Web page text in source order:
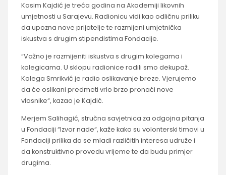
Kasim Kajdić je treća godina na Akademiji likovnih
umjetnosti u Sarajevu. Radionicu vidi kao odličnu priliku
da upozna nove prijatelje te razmijeni umjetnička
iskustva s drugim stipendistima Fondacije.
“Važno je razmijeniti iskustva s drugim kolegama i
kolegicama. U sklopu radionice radili smo dekupaž.
Kolega Smrikvić je radio oslikavanje breze. Vjerujemo
da će oslikani predmeti vrlo brzo pronaći nove
vlasnike“, kazao je Kajdić.
Merjem Salihagić, stručna savjetnica za odgojna pitanja
u Fondaciji “Izvor nade“, kaže kako su volonterski timovi u
Fondaciji prilika da se mladi različitih interesa udruže i
da konstruktivno provedu vrijeme te da budu primjer
drugima.